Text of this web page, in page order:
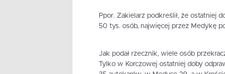
Ppor. Zakielarz podkreślił, że ostatniej
50 tys. osób, najwięcej przez Medykę
Jak podał rzecznik, wiele osób
Tylko w Korczowej ostatniej doby